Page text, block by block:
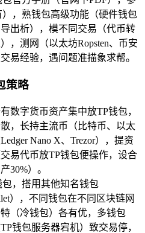
），熟钱包高级功能（硬件钱包
出析），模不同交易（代币转
，测网（以太坊Ropsten、币安
易经验，遇问题准描象求帮。
策略
数字货币资产集中放TP钱包，
，长持主流币（比特币、以太
Nano X、Trezor），提资
易代币放TP钱包便操作，设合
30%）。
包，搭用其他知名钱包
），不同钱包在不同区块链网
（冷钱包）各有优，多钱包
钱包服务器宕机）致交易停，